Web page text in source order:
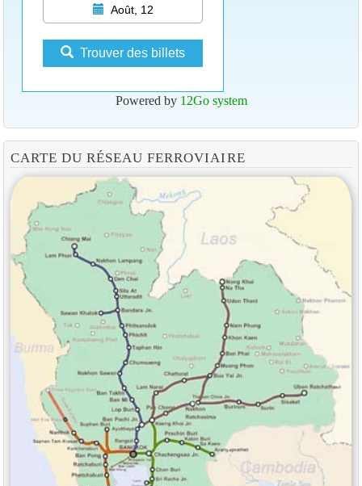
Août, 12
Trouver des billets
Powered by 12Go system
CARTE DU RÉSEAU FERROVIAIRE